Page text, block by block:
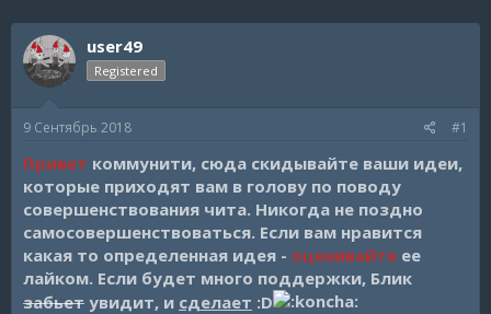
т
о
р
м
т
а
н
а
а
user49
Registered
9 Сентябрь 2018 #1
Привет коммунити, сюда скидывайте ваши идеи,
которые приходят вам в голову по поводу
совершенствования чита. Никогда не поздно
самосовершенствоваться. Если вам нравится
какая то определенная идея - оценивайте ее
лайком. Если будет много поддержки, Блик
забьет увидит, и сделает :D